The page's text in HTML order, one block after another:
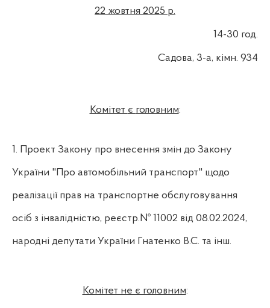
22 жовтня 2025 р.
14-30 год.
Садова, 3-а, кімн. 934
Комітет є головним:
1. Проект Закону про внесення змін до Закону
України "Про автомобільний транспорт" щодо
реалізації прав на транспортне обслуговування
осіб з інвалідністю, реєстр.№ 11002 від 08.02.2024,
народні депутати України Гнатенко В.С. та інш.
Комітет не є головним: